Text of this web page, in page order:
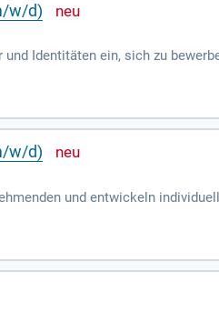
w/d)
Identitäten ein, sich zu
uns die Zukunft!
w/d)
und entwickeln
und Kulturtechniken in Deutsch
(AEVO). Berufserfahrung in
Wir bieten ein attraktives Gehalt